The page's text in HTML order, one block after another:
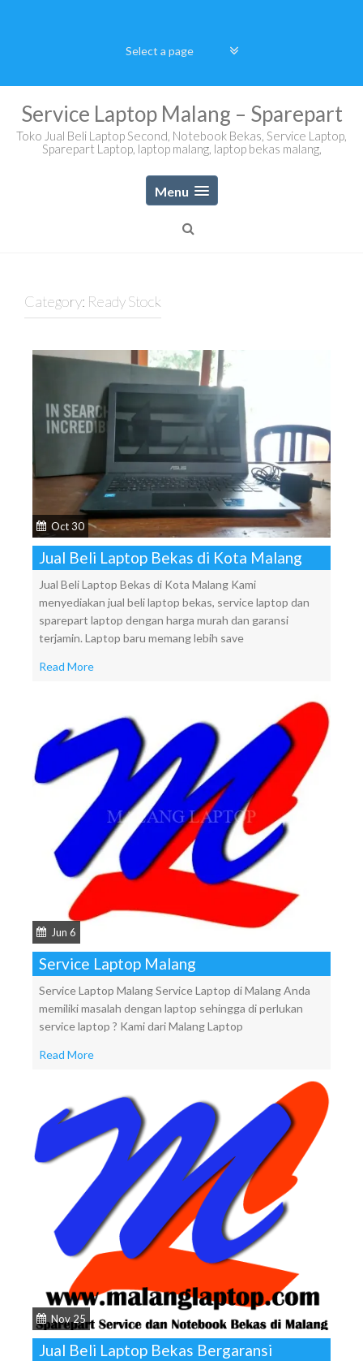
Service Laptop Malang – Sparepart
Toko Jual Beli Laptop Second, Notebook Bekas, Service Laptop,
Sparepart Laptop, laptop malang, laptop bekas malang,
Menu
Category: Ready Stock
Oct 30
Jual Beli Laptop Bekas di Kota Malang
Jual Beli Laptop Bekas di Kota Malang Kami
menyediakan jual beli laptop bekas, service laptop dan
sparepart laptop dengan harga murah dan garansi
terjamin. Laptop baru memang lebih save
Read More
Jun 6
Service Laptop Malang
Service Laptop Malang Service Laptop di Malang Anda
memiliki masalah dengan laptop sehingga di perlukan
service laptop ? Kami dari Malang Laptop
Read More
Nov 25
Jual Beli Laptop Bekas Bergaransi